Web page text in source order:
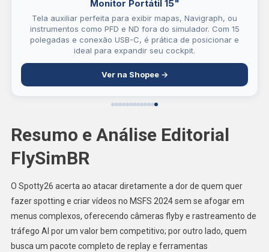
Monitor Portátil 15"
Tela auxiliar perfeita para exibir mapas, Navigraph, ou
instrumentos como PFD e ND fora do simulador. Com 15
polegadas e conexão USB-C, é prática de posicionar e
ideal para expandir seu cockpit.
Ver na Shopee →
Resumo e Análise Editorial
FlySimBR
O Spotty26 acerta ao atacar diretamente a dor de quem quer
fazer spotting e criar vídeos no MSFS 2024 sem se afogar em
menus complexos, oferecendo câmeras flyby e rastreamento de
tráfego AI por um valor bem competitivo; por outro lado, quem
busca um pacote completo de replay e ferramentas